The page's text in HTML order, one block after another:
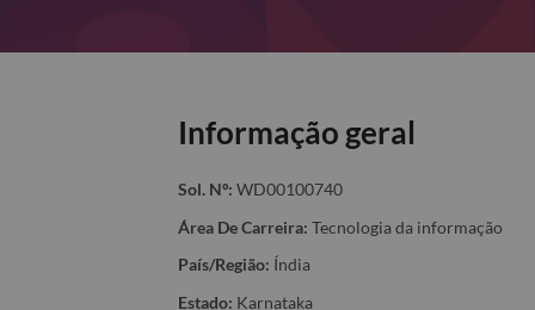
Informação geral
Sol. Nº: WD00100740
Área De Carreira: Tecnologia da informação
País/Região: Índia
Estado: Karnataka